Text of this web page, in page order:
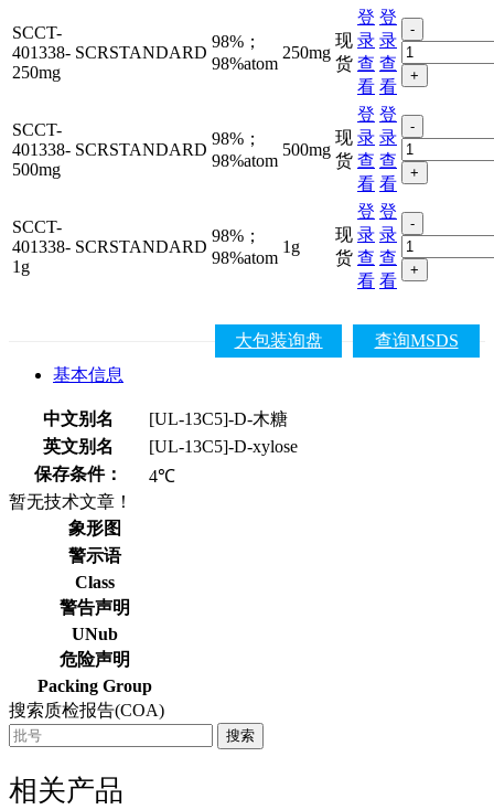
SCCT-
401338-
250mg
SCRSTANDARD
98%；
98%atom
250mg
现
货
登
录
查
看
登
录
查
看
-
+
SCCT-
401338-
500mg
SCRSTANDARD
98%；
98%atom
500mg
现
货
登
录
查
看
登
录
查
看
-
+
SCCT-
401338-
1g
SCRSTANDARD
98%；
98%atom
1g
现
货
登
录
查
看
登
录
查
看
-
+
查询MSDS
大包装询盘
基本信息
中文别名
[UL-13C5]-D-木糖
英文别名
[UL-13C5]-D-xylose
保存条件：
4℃
暂无技术文章！
象形图
警示语
Class
警告声明
UNub
危险声明
Packing Group
搜索质检报告(COA)
搜索
相关产品